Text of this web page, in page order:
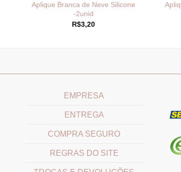
Aplique Branca de Neve Silicone
-2unid
R$3,20
EMPRESA
ENTREGA
COMPRA SEGURO
REGRAS DO SITE